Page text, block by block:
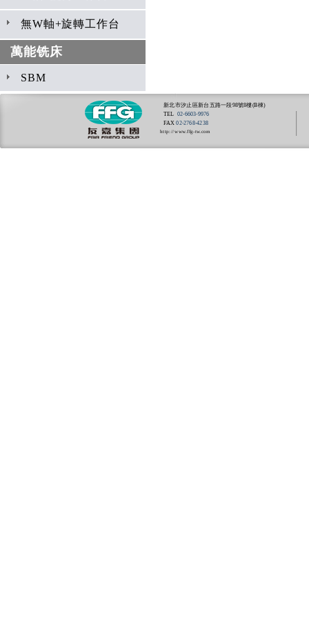
無W軸+旋轉工作台
萬能铣床
SBM
新北市汐止區新台五路一段98號8樓(B棟)
TEL 02-6603-9976
FAX 02-2768-4238
http://www.ffg-tw.com